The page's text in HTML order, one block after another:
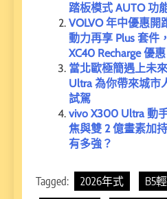
踏板模式 AUTO 功
VOLVO 年中優惠開
動力再享 Plus 套件
XC40 Recharge 優
當北歐極簡遇上未
Ultra 為你帶來城市
試駕
vivo X300 Ultra 動
焦與雙 2 億畫素加
有多強？
Tagged: 2026年式 B5